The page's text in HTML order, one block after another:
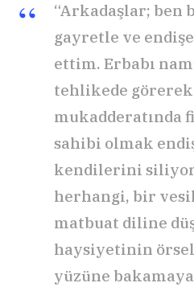
“Arkadaşlar; ben
gayretle ve
ettim. Erbabı
tehlikede
mukadderatında
sahibi olmak
kendilerini
herhangi, bir
matbuat diline
haysiyetinin
yüzüne